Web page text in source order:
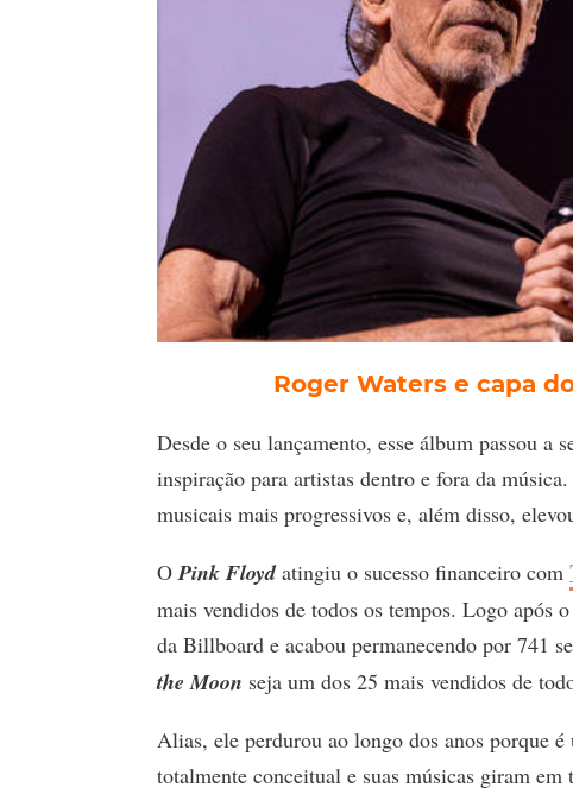
Roger Waters e capa
Desde o seu lançamento, esse álbum passou
inspiração para artistas dentro e fora da
musicais mais progressivos e, além disso,
O Pink Floydatingiu o sucesso financeiro com
mais vendidos de todos os tempos. Logo após
da Billboard e acabou permanecendo por 741
the Moon seja um dos 25 mais vendidos de
Alias, ele perdurou ao longo dos anos porque
totalmente conceitual e suas músicas giram